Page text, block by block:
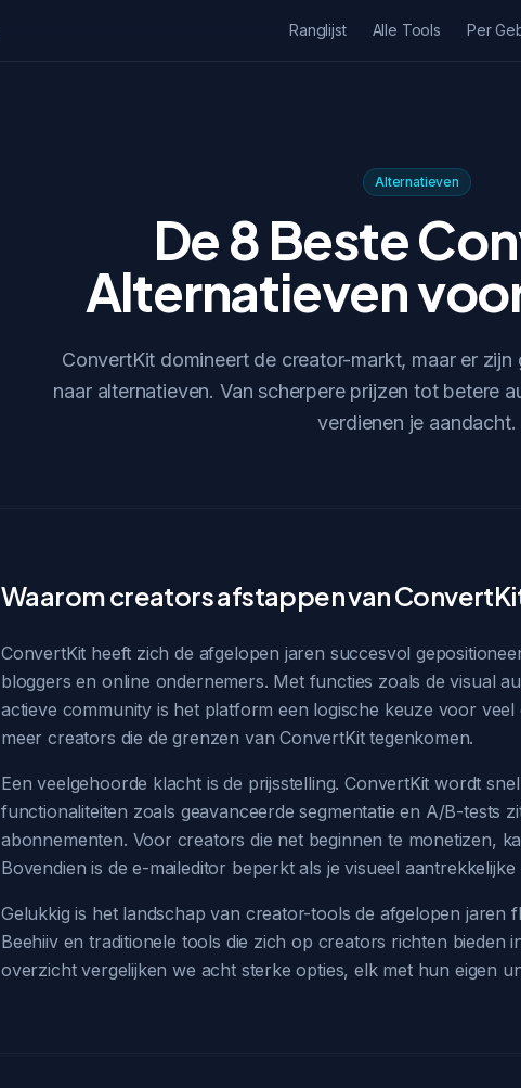
Ranglijst Alle Tools Per
Alternatieven
De 8 Beste
Alternatieven
ConvertKit domineert de creator-markt, maar er
naar alternatieven. Van scherpere prijzen tot betere
verdienen je aandacht.
Waarom creators afstappen van
ConvertKit heeft zich de afgelopen jaren succesvol
bloggers en online ondernemers. Met functies zoals de visual
actieve community is het platform een logische keuze voor
meer creators die de grenzen van ConvertKit tegenkomen.
Een veelgehoorde klacht is de prijsstelling. ConvertKit wordt
functionaliteiten zoals geavanceerde segmentatie en A/B-tests
abonnementen. Voor creators die net beginnen te monetizen,
Bovendien is de e-maileditor beperkt als je visueel
Gelukkig is het landschap van creator-tools de afgelopen jaren
Beehiiv en traditionele tools die zich op creators richten bieden
overzicht vergelijken we acht sterke opties, elk met hun eigen